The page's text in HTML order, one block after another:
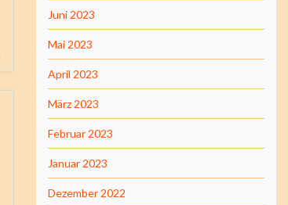
Juni 2023
Mai 2023
April 2023
März 2023
Februar 2023
Januar 2023
Dezember 2022